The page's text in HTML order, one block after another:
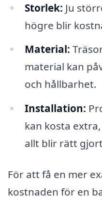
Storlek: Ju
högre blir
Material:
material kan
och hållbarhet.
Installation:
kan kosta
allt blir rätt
För att få en mer
kostnaden för en